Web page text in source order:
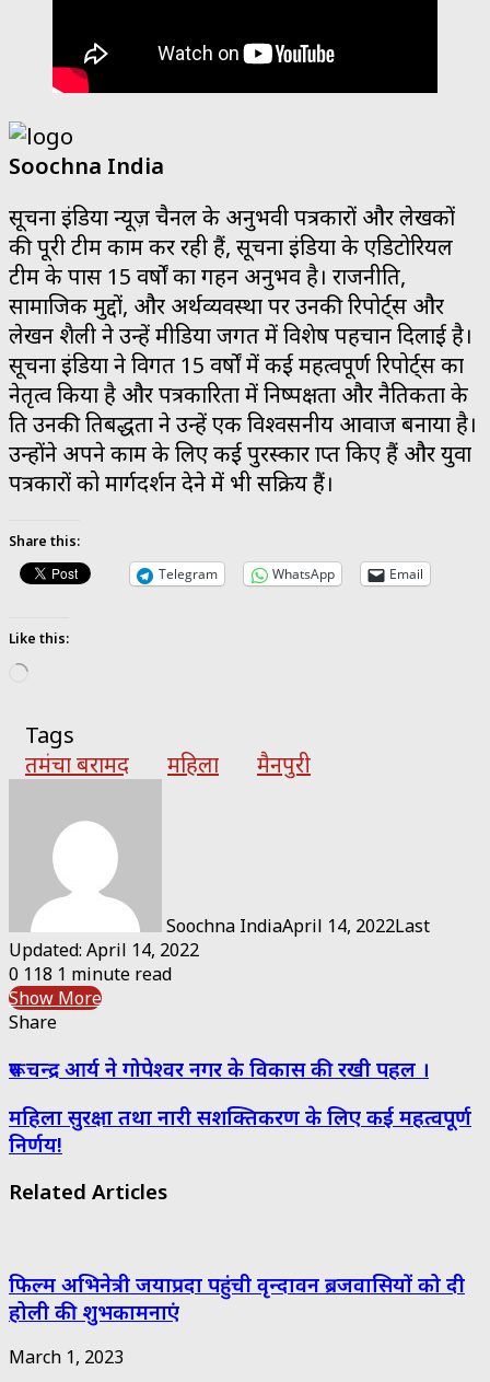
Soochna India
सूचना इंडिया न्यूज़ चैनल के अनुभवी पत्रकारों और लेखकों
की पूरी टीम काम कर रही हैं, सूचना इंडिया के एडिटोरियल
टीम के पास 15 वर्षों का गहन अनुभव है। राजनीति,
सामाजिक मुद्दों, और अर्थव्यवस्था पर उनकी रिपोर्ट्स और
लेखन शैली ने उन्हें मीडिया जगत में विशेष पहचान दिलाई है।
सूचना इंडिया ने विगत 15 वर्षों में कई महत्वपूर्ण रिपोर्ट्स का
नेतृत्व किया है और पत्रकारिता में निष्पक्षता और नैतिकता के
प्रति उनकी प्रतिबद्धता ने उन्हें एक विश्वसनीय आवाज बनाया है।
उन्होंने अपने काम के लिए कई पुरस्कार प्राप्त किए हैं और युवा
पत्रकारों को मार्गदर्शन देने में भी सक्रिय हैं।
Share this:
Telegram
WhatsApp Email
Like this:
Loading…
Tags
तमंचा बरामद
महिला मैनपुरी
Soochna IndiaApril 14, 2022Last
Updated: April 14, 2022
0 118 1 minute read
Show More
Share
via
रूप चन्द्र आर्य ने गोपेश्वर नगर के विकास की रखी पहल ।
महिला सुरक्षा तथा नारी सशक्तिकरण के लिए कई महत्वपूर्ण
निर्णय!
Related Articles
फिल्म अभिनेत्री जयाप्रदा पहुंची वृन्दावन ब्रजवासियों को दी
होली की शुभकामनाएं
March 1, 2023